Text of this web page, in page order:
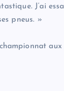
J’ai
pneus. »